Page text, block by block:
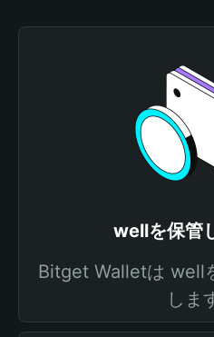
wellを保管
Bitget Walletは well
しま